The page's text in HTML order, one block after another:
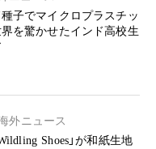
子でマイクロプラスチッ
を驚かせたインド高校生
外ニュース
Shoes」が和紙生地